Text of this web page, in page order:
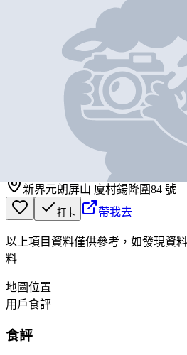
新界元朗屏山 廈村鍚降圍84 號
打卡 帶我去
以上項目資料僅供參考，如發現資
料
地圖位置
用戶食評
食評